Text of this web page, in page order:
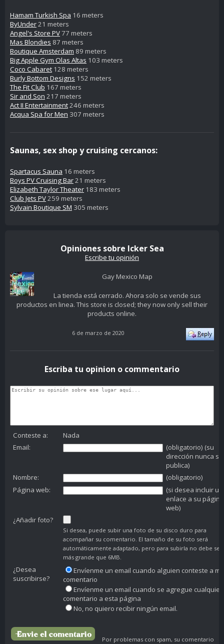
Hamam Turkish Spa 16 meters
ByUnder21 meters
Angel's Store PV77 meters
Mas Blondies 87 meters
Boutique Amsterdam 89 meters
Big Apple Gym Olas Altas 103 meters
Coco Cabaret 128 meters
Burly Bottom Designs 152 meters
The Fit Club 167 meters
Sir and Son 217 meters
Act II Entertainment246 meters
Acqua Spa for Men 307 meters
Saunas, sex shop y cruising cercanos:
Spartacus Sauna 16 meters
Boys PV Cruising Bar21 meters
Elizabeth Taylor Theater 183 meters
Club Jets PV259 meters
Sylvain Boutique SM 305 meters
Opiniones sobre Icker Sea
Escribe tu opinión
Gay Mexico Map
La tienda está cerrado. Ahora solo se vende sus
productos en linea. This store is closed; they now only sell their
products online.
6 de marzo de 2020
Escriba tu opinion o commentario
Conteste a:
Nada
Email:
(obligatorio) (su
dirección nunca se
publica)
Nombre:
(obligatorio)
Página web:
(si desea incluir un
enlace a su página
web)
¿Añadir foto?
Si desea, puede subir una foto de su disco duro para
acompañar su comentario. El tamaño de su foto será
automáticamente adaptado, pero para subirla no debe ser
más grande que 6MB.
¿Desea
suscribirse?
Envíenme un email cuando alguien conteste a mi
comentario
Envíenme un email cuando se agregue cualquier
comentario a esta página
No, no quiero recibir ningún email.
Por problemas con spam, su comentario